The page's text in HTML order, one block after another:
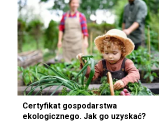
Certyfikat gospodarstwa
ekologicznego. Jak go uzyskać?